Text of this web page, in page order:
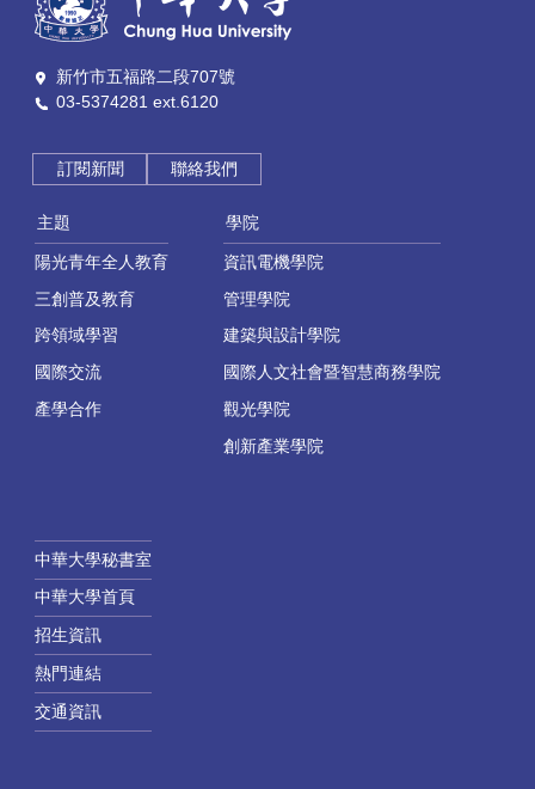
新竹市五福路二段707號
03-5374281 ext.6120
訂閱新聞 聯絡我們
主題
陽光青年全人教育
三創普及教育
跨領域學習
國際交流
產學合作
學院
資訊電機學院
管理學院
建築與設計學院
國際人文社會暨智慧商務學院
觀光學院
創新產業學院
中華大學秘書室
中華大學首頁
招生資訊
熱門連結
交通資訊